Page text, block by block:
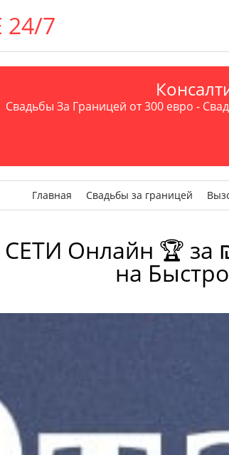
7
Свадьбы За Границей от 300 евро -
Главная Свадьбы за границей
Онлайн 🏆 за
на